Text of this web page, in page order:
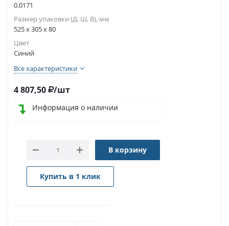
0.0171
Размер упаковки (Д, Ш, В), мм
525 x 305 x 80
Цвет
Синий
Все характеристики
4 807,50 /шт
Информация о наличии
В корзину
Купить в 1 клик